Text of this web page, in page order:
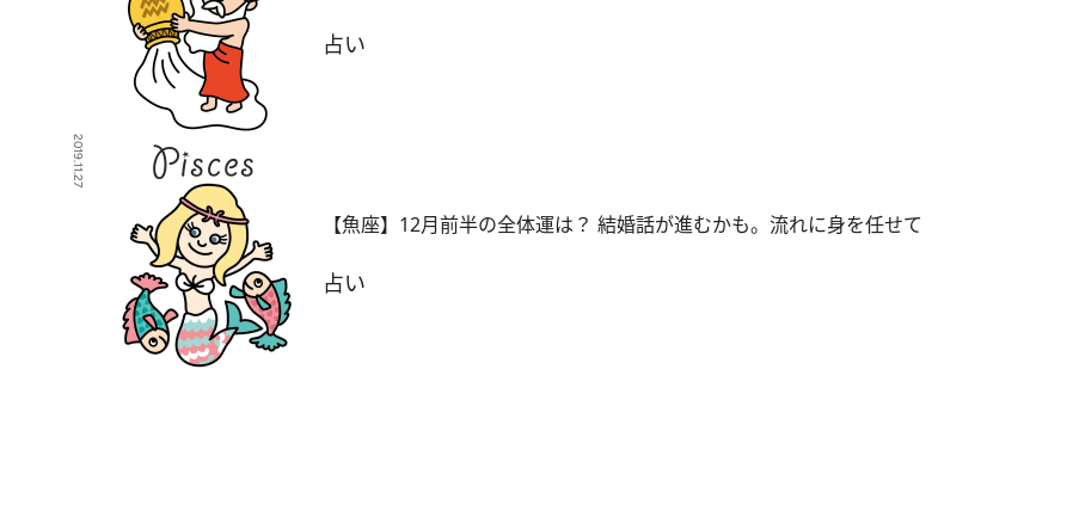
占い
2019.11.27
【魚座】12月前半の全体運は？ 結婚話が進むかも。流れに身を任せて
占い